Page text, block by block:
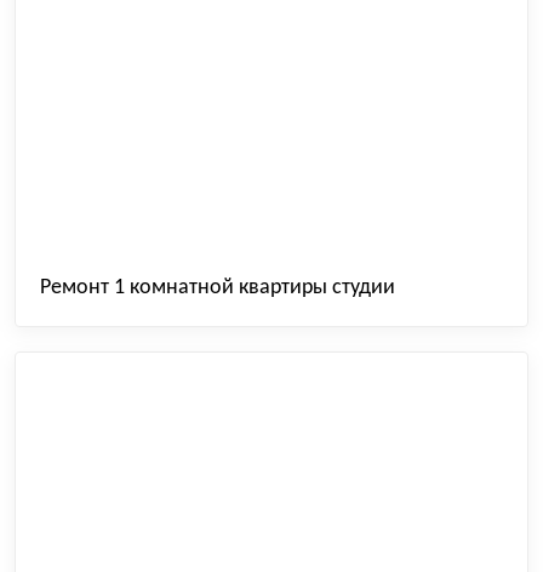
Ремонт 1 комнатной квартиры студии